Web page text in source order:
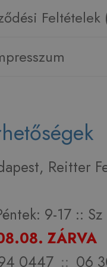
Feltételek
Reitter
9-17 :: Sz
ZÁRVA
0447 :: 06